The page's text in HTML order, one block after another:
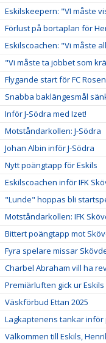
Eskilskeepern: "VI måste
Förlust på bortaplan för
Eskilscoachen: "Vi måste
"Vi måste ta jobbet som
Flygande start för FC
Snabba baklängesmål
Inför J-Södra med Izet!
Motståndarkollen: J-Södra
Johan Albin inför J-Södra
Nytt poängtapp för Eskils
Eskilscoachen inför IFK
"Lunde" hoppas bli
Motståndarkollen: IFK
Bittert poängtapp mot
Fyra spelare missar
Charbel Abraham vill ha
Premiärluften gick ur Eskils
Väskförbud Ettan 2025
Lagkaptenens tankar inför
Välkommen till Eskils,